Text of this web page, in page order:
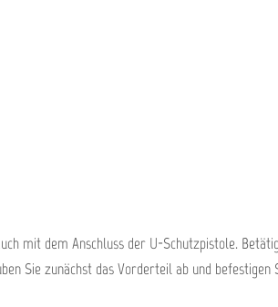
mit dem Anschluss der U-Schutzpistole.
Sie zunächst das Vorderteil ab und befestigen